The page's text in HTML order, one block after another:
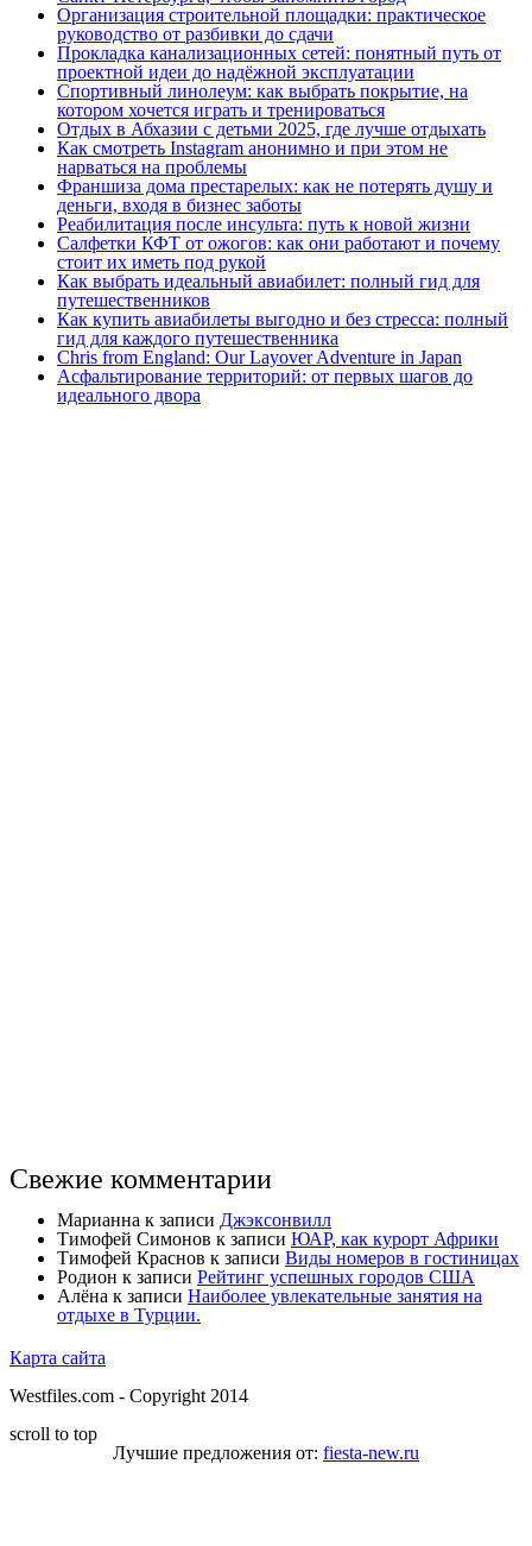
Организация строительной площадки: практическое
руководство от разбивки до сдачи
Прокладка канализационных сетей: понятный путь от
проектной идеи до надёжной эксплуатации
Спортивный линолеум: как выбрать покрытие, на
котором хочется играть и тренироваться
Отдых в Абхазии с детьми 2025, где лучше отдыхать
Как смотреть Instagram анонимно и при этом не
нарваться на проблемы
Франшиза дома престарелых: как не потерять душу и
деньги, входя в бизнес заботы
Реабилитация после инсульта: путь к новой жизни
Салфетки КФТ от ожогов: как они работают и почему
стоит их иметь под рукой
Как выбрать идеальный авиабилет: полный гид для
путешественников
Как купить авиабилеты выгодно и без стресса: полный
гид для каждого путешественника
Chris from England: Our Layover Adventure in Japan
Асфальтирование территорий: от первых шагов до
идеального двора
Свежие комментарии
Марианна к записи Джэксонвилл
Тимофей Симонов к записи ЮАР, как курорт Африки
Тимофей Краснов к записи Виды номеров в гостиницах
Родион к записи Рейтинг успешных городов США
Алёна к записи Наиболее увлекательные занятия на
отдыхе в Турции.
Карта сайта
Westfiles.com - Copyright 2014
scroll to top
Лучшие предложения от: fiesta-new.ru